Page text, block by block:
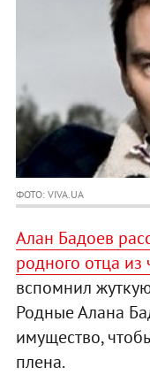
ФОТО: VIVA.UA
Алан Бадоев
родного отца из
вспомнил
Родные Алана
имущество,
плена.